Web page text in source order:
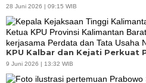
28 Juni 2026 | 09:15 WIB
KPU Kalbar dan Kejati Perkuat
9 Juni 2026 | 13:32 WIB